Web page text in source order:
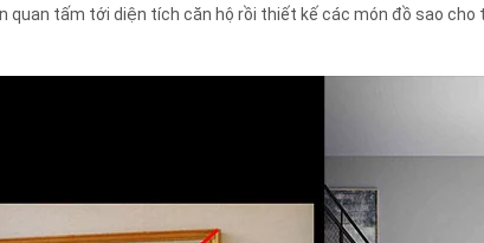
quan tấm tới diện tích căn hộ rồi thiết kế các món đồ sao cho